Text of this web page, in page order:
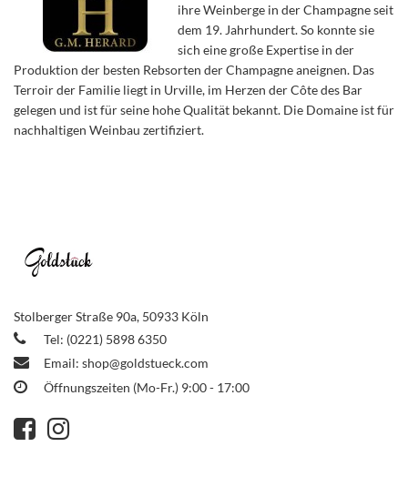
ihre Weinberge in der Champagne seit
dem 19. Jahrhundert. So konnte sie
sich eine große Expertise in der
Produktion der besten Rebsorten der Champagne aneignen. Das
Terroir der Familie liegt in Urville, im Herzen der Côte des Bar
gelegen und ist für seine hohe Qualität bekannt. Die Domaine ist für
nachhaltigen Weinbau zertifiziert.
Stolberger Straße 90a, 50933 Köln
Tel: (0221) 5898 6350
Email: shop@goldstueck.com
Öffnungszeiten (Mo-Fr.) 9:00 - 17:00